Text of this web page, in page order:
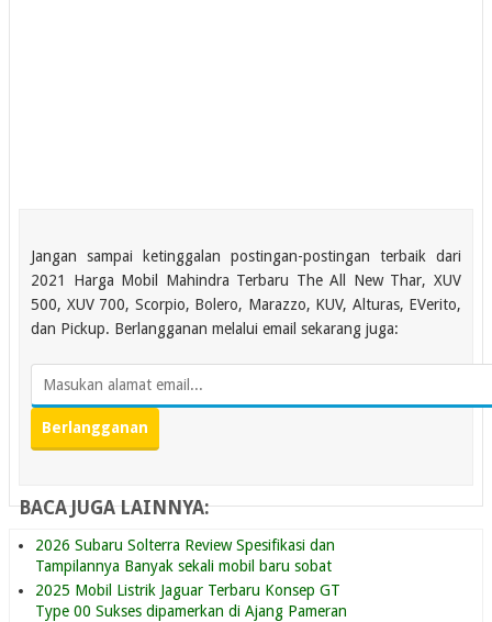
Jangan sampai ketinggalan postingan-postingan terbaik dari
2021 Harga Mobil Mahindra Terbaru The All New Thar, XUV
500, XUV 700, Scorpio, Bolero, Marazzo, KUV, Alturas, EVerito,
dan Pickup. Berlangganan melalui email sekarang juga:
BACA JUGA LAINNYA:
2026 Subaru Solterra Review Spesifikasi dan
Tampilannya Banyak sekali mobil baru sobat
2025 Mobil Listrik Jaguar Terbaru Konsep GT
Type 00 Sukses dipamerkan di Ajang Pameran